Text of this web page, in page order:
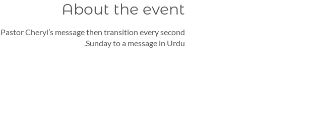
About the event
Cheryl’s message then transition every second
Sunday to a message in Urdu.